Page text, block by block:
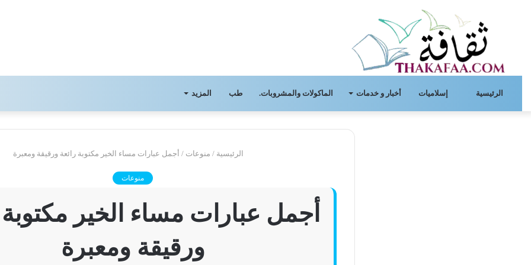
الرئيسية إسلاميات أخبار و خدمات الماكولات والمشروبات. طب المزيد
الرئيسية / منوعات / أجمل عبارات مساء الخير مكتوبة رائعة ورقيقة ومعبرة
منوعات
أجمل عبارات مساء الخير مكتوبة
ورقيقة ومعبرة